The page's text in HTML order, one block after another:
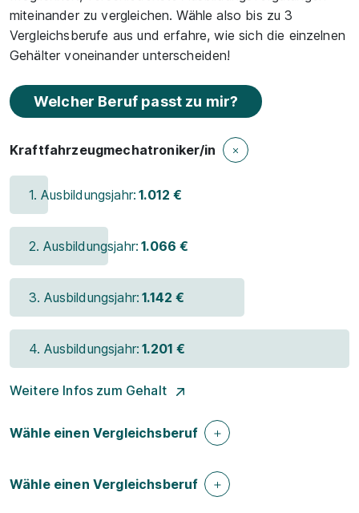
miteinander zu vergleichen. Wähle also bis zu 3
Vergleichsberufe aus und erfahre, wie sich die einzelnen
Gehälter voneinander unterscheiden!
Welcher Beruf passt zu mir?
Kraftfahrzeugmechatroniker/in
1. Ausbildungsjahr: 1.012 €
2. Ausbildungsjahr: 1.066 €
3. Ausbildungsjahr: 1.142 €
4. Ausbildungsjahr: 1.201 €
Weitere Infos zum Gehalt
Wähle einen Vergleichsberuf
Wähle einen Vergleichsberuf